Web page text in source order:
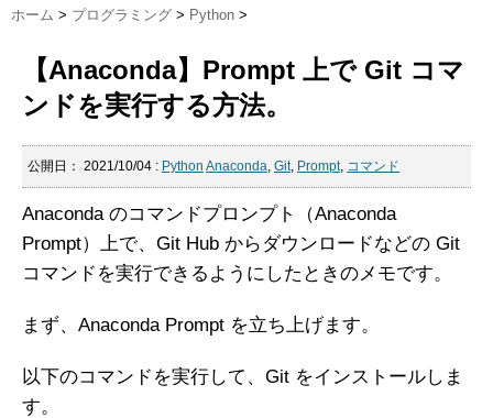
ホーム > プログラミング > Python >
【Anaconda】Prompt 上で Git コマ
ンドを実行する方法。
公開日： 2021/10/04 : Python Anaconda, Git, Prompt, コマンド
Anaconda のコマンドプロンプト（Anaconda
Prompt）上で、Git Hub からダウンロードなどの Git
コマンドを実行できるようにしたときのメモです。
まず、Anaconda Prompt を立ち上げます。
以下のコマンドを実行して、Git をインストールしま
す。